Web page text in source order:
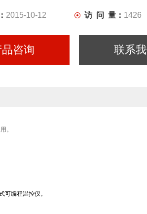
2015-10-12 访 问 量： 1426
品咨询 联系
。
可编程温控仪。